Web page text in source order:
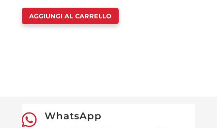
AGGIUNGI AL CARRELLO
 WhatsApp